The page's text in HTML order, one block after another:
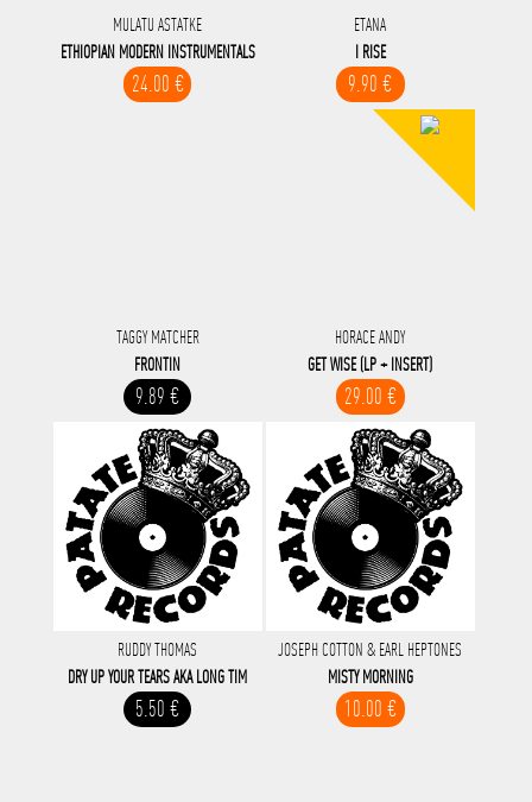
MULATU ASTATKE
ETHIOPIAN MODERN INSTRUMENTALS
24.00 €
ETANA
I RISE
9.90 €
TAGGY MATCHER
FRONTIN
9.89 €
HORACE ANDY
GET WISE (LP + INSERT)
29.00 €
RUDDY THOMAS
DRY UP YOUR TEARS AKA LONG TIM
5.50 €
JOSEPH COTTON & EARL HEPTONES
MISTY MORNING
10.00 €